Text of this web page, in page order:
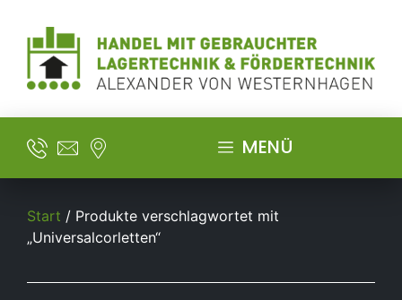
MENÜ
Start / Produkte verschlagwortet mit
„Universalcorletten“